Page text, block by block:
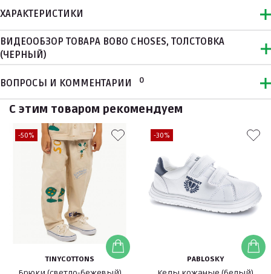
ХАРАКТЕРИСТИКИ
ВИДЕООБЗОР ТОВАРА BOBO CHOSES, ТОЛСТОВКА
(ЧЕРНЫЙ)
ВОПРОСЫ И КОММЕНТАРИИ 0
С этим товаром рекомендуем
-50%
TINYCOTTONS
-30%
PABLOSKY